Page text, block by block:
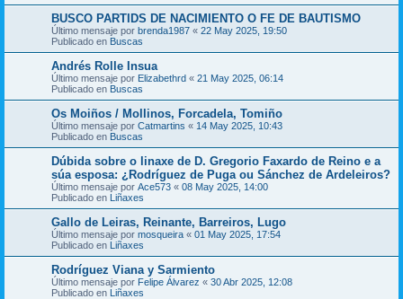
BUSCO PARTIDS DE NACIMIENTO O FE DE BAUTISMO
Último mensaje por brenda1987 « 22 May 2025, 19:50
Publicado en Buscas
Andrés Rolle Insua
Último mensaje por Elizabethrd « 21 May 2025, 06:14
Publicado en Buscas
Os Moiños / Mollinos, Forcadela, Tomiño
Último mensaje por Catmartins « 14 May 2025, 10:43
Publicado en Buscas
Dúbida sobre o linaxe de D. Gregorio Faxardo de Reino e a
súa esposa: ¿Rodríguez de Puga ou Sánchez de Ardeleiros?
Último mensaje por Ace573 « 08 May 2025, 14:00
Publicado en Liñaxes
Gallo de Leiras, Reinante, Barreiros, Lugo
Último mensaje por mosqueira « 01 May 2025, 17:54
Publicado en Liñaxes
Rodríguez Viana y Sarmiento
Último mensaje por Felipe Álvarez « 30 Abr 2025, 12:08
Publicado en Liñaxes